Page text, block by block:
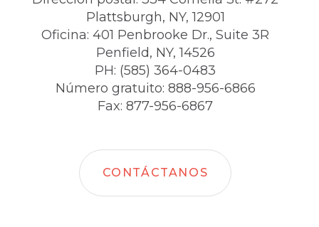
Plattsburgh, NY, 12901
Oficina: 401 Penbrooke Dr., Suite 3R
Penfield, NY, 14526
PH: (585) 364-0483
Número gratuito: 888-956-6866
Fax: 877-956-6867
CONTÁCTANOS